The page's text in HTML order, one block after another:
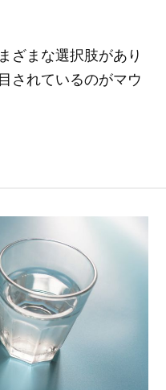
ざまな選択肢があり
されているのがマウ